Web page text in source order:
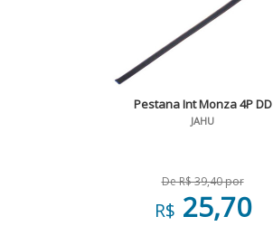
Pestana Int Monza 4P DD
JAHU
De R$ 39,40 por
R$ 25,70